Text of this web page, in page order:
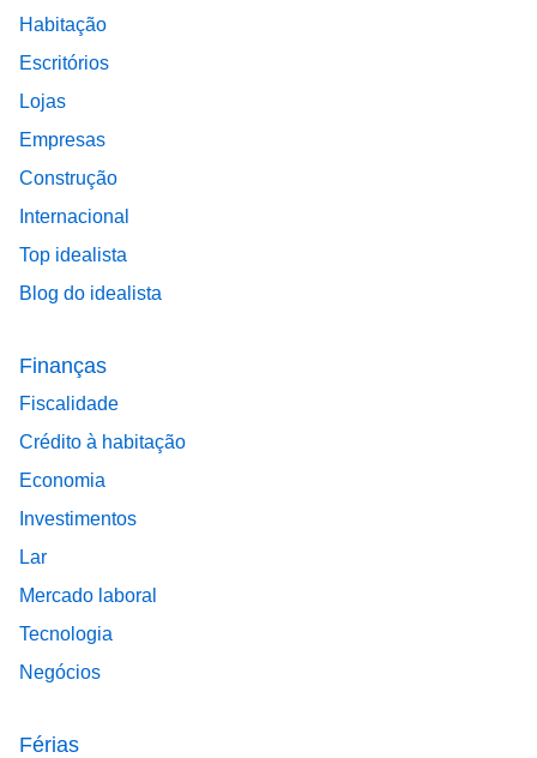
Habitação
Escritórios
Lojas
Empresas
Construção
Internacional
Top idealista
Blog do idealista
Finanças
Fiscalidade
Crédito à habitação
Economia
Investimentos
Lar
Mercado laboral
Tecnologia
Negócios
Férias